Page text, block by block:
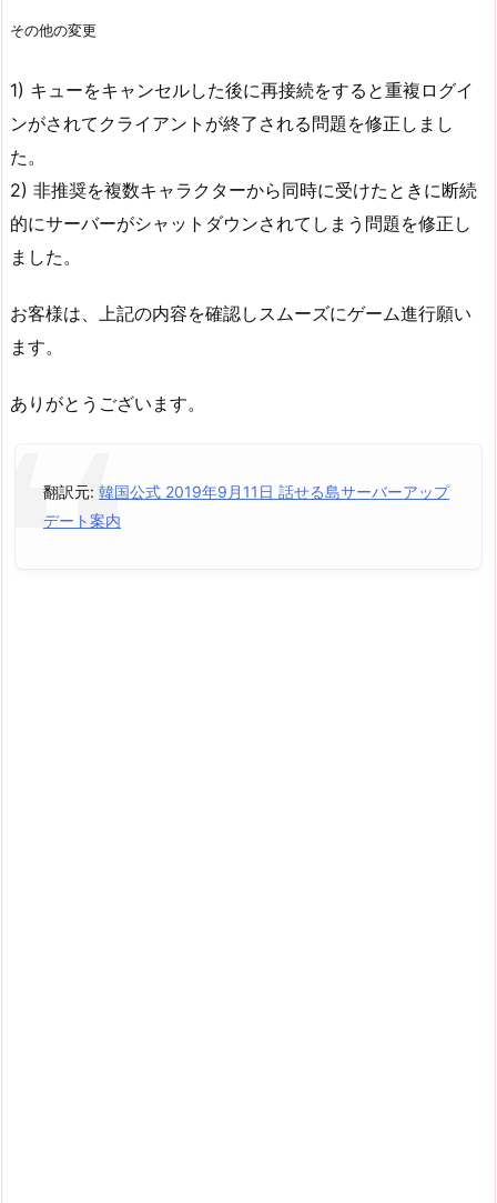
その他の変更
1) キューをキャンセルした後に再接続をすると重複ログイ
ンがされてクライアントが終了される問題を修正しまし
た。
2) 非推奨を複数キャラクターから同時に受けたときに断続
的にサーバーがシャットダウンされてしまう問題を修正し
ました。
お客様は、上記の内容を確認しスムーズにゲーム進行願い
ます。
ありがとうございます。
翻訳元: 韓国公式 2019年9月11日 話せる島サーバーアップ
デート案内